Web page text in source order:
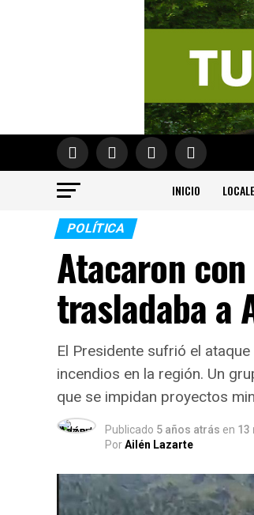
INICIO
POLÍTICA
Atacaron
trasladaba a
El Presidente sufrió el
incendios en la región. Un
que se impidan proyectos
Publicado 5 años atrás en 13
PorAilén Lazarte